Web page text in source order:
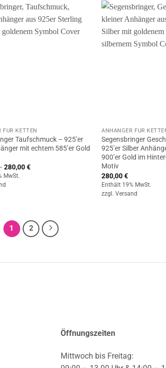
FÜR KETTEN
Taufschmuck – 925’er
mit echtem 585’er Gold
280,00€Preisspanne:
MwSt.
ANHÄNGER FÜR
Segensbringer
925’er Silber
900’er Gold im
Motiv
280,00€
Enthält 19% MwSt.
zzgl.Versand
1 2
Öffnungszeiten
Mittwoch bis Freitag: